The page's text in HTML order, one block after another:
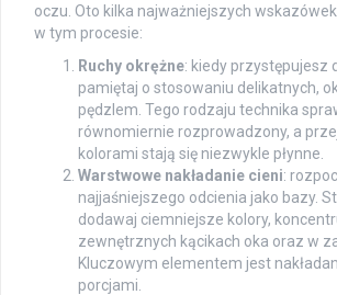
oczu. Oto kilka najważniejszych
w tym procesie:
Ruchy okrężne: kiedy przystępujesz
pamiętaj o stosowaniu delikatnych,
pędzlem. Tego rodzaju technika
równomiernie rozprowadzony, a
kolorami stają się niezwykle płynne.
Warstwowe nakładanie cieni:
najjaśniejszego odcienia jako bazy.
dodawaj ciemniejsze kolory,
zewnętrznych kącikach oka oraz w
Kluczowym elementem jest
porcjami.